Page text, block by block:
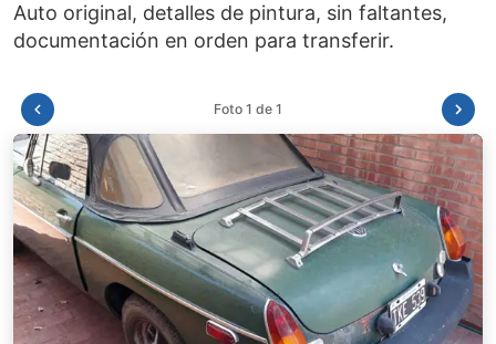
Auto original, detalles de pintura, sin faltantes,
Foto 1 de 1